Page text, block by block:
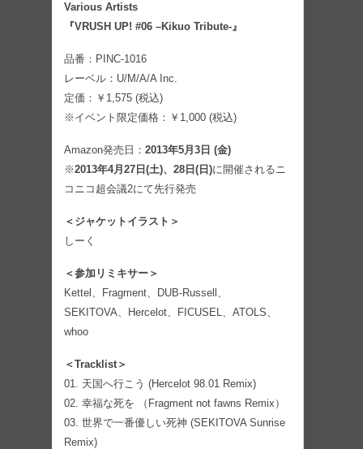
Various Artists
『VRUSH UP! #06 –Kikuo Tribute-』
品番：PINC-1016
レーベル：U/M/A/A Inc.
定価：￥1,575 (税込)
※イベント限定価格：￥1,000 (税込)
Amazon発売日： 2013年5月3日 (金)
※2013年4月27日(土)、28日(日)に開催されるニ
コニコ超会議2にて先行発売
＜ジャケットイラスト＞
しーく
＜参加リミキサー＞
Kettel、Fragment、DUB-Russell、
SEKITOVA、Hercelot、FICUSEL、ATOLS、
whoo
＜Tracklist＞
01. 天国へ行こう (Hercelot 98.01 Remix)
02. 幸福な死を （Fragment not fawns Remix）
03. 世界で一番優しい死神 (SEKITOVA Sunrise
Remix)